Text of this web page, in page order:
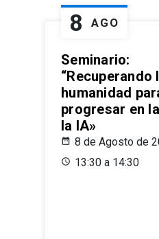
8 AGO
Seminario:
“Recuperando
humanidad
progresar en
la IA»
8 de Agosto de
13:30 a 14:30